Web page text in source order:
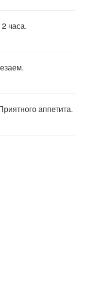
часа.
аппетита.